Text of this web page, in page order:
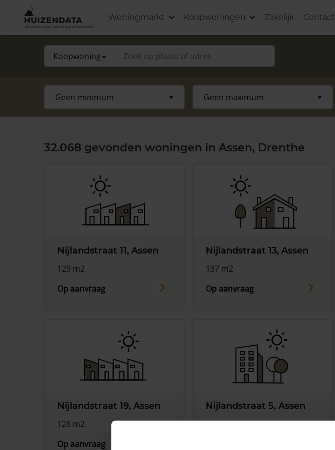
Woningmarkt Koopwoningen Zakelijk Contact
32.068 gevonden woningen in Assen, Drenthe
Nijlandstraat 11, Assen
129 m2
Op aanvraag
Nijlandstraat 13, Assen
137 m2
Op aanvraag
Nijlandstraat 19, Assen
126 m2
Op aanvraag
Nijlandstraat 5, Assen
78 m2